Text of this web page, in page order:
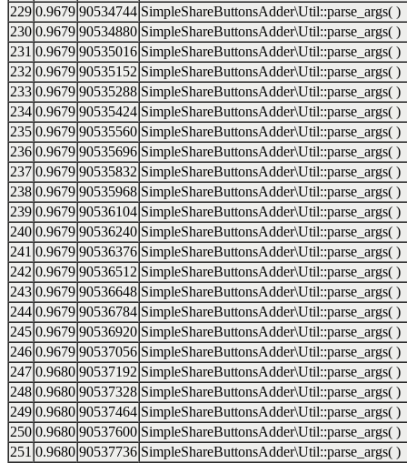
229 0.9679 90534744 SimpleShareButtonsAdder\Util::parse_args( )
230 0.9679 90534880 SimpleShareButtonsAdder\Util::parse_args( )
231 0.9679 90535016 SimpleShareButtonsAdder\Util::parse_args( )
232 0.9679 90535152 SimpleShareButtonsAdder\Util::parse_args( )
233 0.9679 90535288 SimpleShareButtonsAdder\Util::parse_args( )
234 0.9679 90535424 SimpleShareButtonsAdder\Util::parse_args( )
235 0.9679 90535560 SimpleShareButtonsAdder\Util::parse_args( )
236 0.9679 90535696 SimpleShareButtonsAdder\Util::parse_args( )
237 0.9679 90535832 SimpleShareButtonsAdder\Util::parse_args( )
238 0.9679 90535968 SimpleShareButtonsAdder\Util::parse_args( )
239 0.9679 90536104 SimpleShareButtonsAdder\Util::parse_args( )
240 0.9679 90536240 SimpleShareButtonsAdder\Util::parse_args( )
241 0.9679 90536376 SimpleShareButtonsAdder\Util::parse_args( )
242 0.9679 90536512 SimpleShareButtonsAdder\Util::parse_args( )
243 0.9679 90536648 SimpleShareButtonsAdder\Util::parse_args( )
244 0.9679 90536784 SimpleShareButtonsAdder\Util::parse_args( )
245 0.9679 90536920 SimpleShareButtonsAdder\Util::parse_args( )
246 0.9679 90537056 SimpleShareButtonsAdder\Util::parse_args( )
247 0.9680 90537192 SimpleShareButtonsAdder\Util::parse_args( )
248 0.9680 90537328 SimpleShareButtonsAdder\Util::parse_args( )
249 0.9680 90537464 SimpleShareButtonsAdder\Util::parse_args( )
250 0.9680 90537600 SimpleShareButtonsAdder\Util::parse_args( )
251 0.9680 90537736 SimpleShareButtonsAdder\Util::parse_args( )